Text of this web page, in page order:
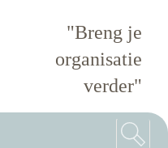
"Breng je
organisatie
verder"